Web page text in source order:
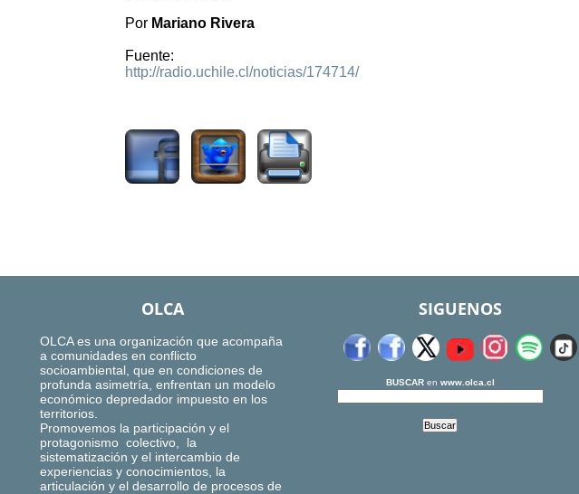
Por Mariano Rivera
Fuente:
http://radio.uchile.cl/noticias/174714/
OLCA
OLCA es una organización que acompaña
a comunidades en conflicto
socioambiental, que en condiciones de
profunda asimetría, enfrentan un modelo
económico depredador impuesto en los
territorios.
Promovemos la participación y el
protagonismo colectivo, la
sistematización y el intercambio de
experiencias y conocimientos, la
articulación y el desarrollo de procesos de
SIGUENOS
BUSCARen www.olca.cl